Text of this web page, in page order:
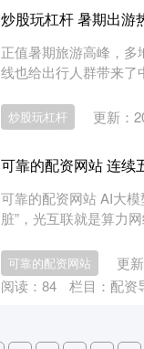
炒股玩杠杆 暑期出游
正值暑期旅游高峰，
线也给出行人群带来了
炒股玩杠杆 更新：
可靠的配资网站 连续
可靠的配资网站 AI大
脏”，光互联就是算力
可靠的配资网站 更
阅读： 84 栏目： 配资